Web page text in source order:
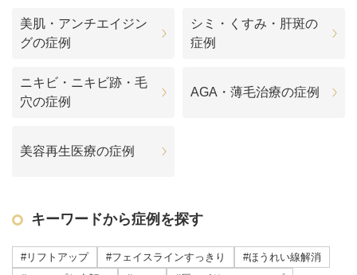
美肌・アンチエイジン
グの症例
シミ・くすみ・肝斑の
症例
ニキビ・ニキビ跡・毛
穴の症例
AGA・薄毛治療の症例
美容再生医療の症例
キーワードから症例を探す
#リフトアップ #フェイスラインすっきり
#ほうれい線解消